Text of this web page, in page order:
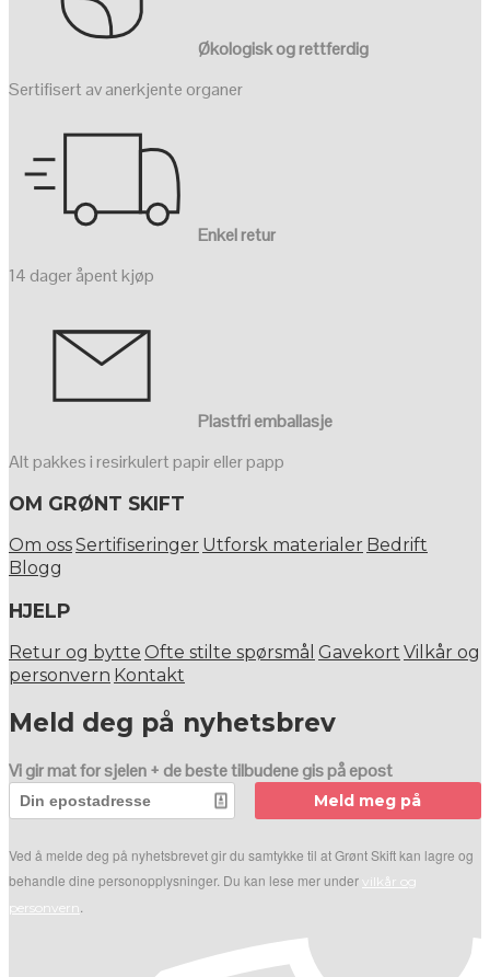
Økologisk og rettferdig
Sertifisert av anerkjente organer
Enkel retur
14 dager åpent kjøp
Plastfri emballasje
Alt pakkes i resirkulert papir eller papp
OM GRØNT SKIFT
Om ossSertifiseringer Utforsk materialer Bedrift
Blogg
HJELP
Retur og bytte Ofte stilte spørsmål Gavekort Vilkår og
personvern Kontakt
Meld deg på nyhetsbrev
Vi gir mat for sjelen + de beste tilbudene gis på epost
Meld meg på
Ved å melde deg på nyhetsbrevet gir du samtykke til at Grønt Skift kan lagre og
behandle dine personopplysninger. Du kan lese mer under vilkår og
personvern.